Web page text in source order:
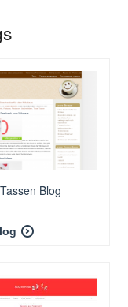
Tassen Blog